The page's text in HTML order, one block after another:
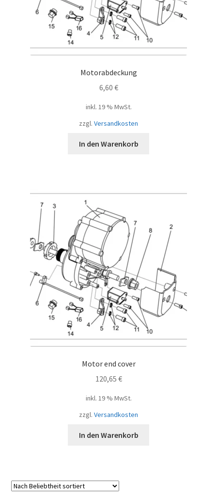
Motorabdeckung
6,60 €
inkl. 19 % MwSt.
zzgl. Versandkosten
In den Warenkorb
Motor end cover
120,65 €
inkl. 19 % MwSt.
zzgl. Versandkosten
In den Warenkorb